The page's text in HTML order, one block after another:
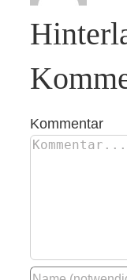
Kommentar